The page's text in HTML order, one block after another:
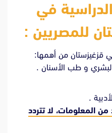
في
للمصريين :
قزغيزستان من أهمها:
و طب الأسنان .
.
المعلومات، لا تتردد